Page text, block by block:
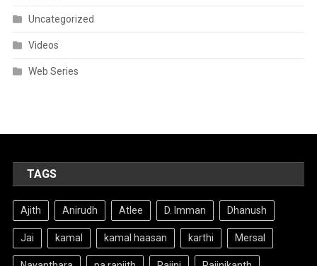
Uncategorized
Videos
Web Series
TAGS
Ajith Anirudh Atlee D. Imman Dhanush
Jai kamal kamal haasan karthi Mersal